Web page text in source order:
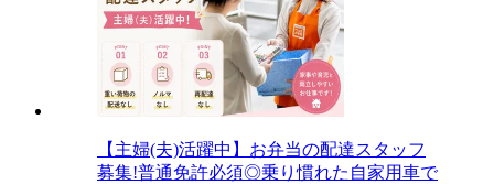
【主婦(夫)活躍中】お弁当の配達スタッフ
募集!普通免許必須◎乗り慣れた自家用車で